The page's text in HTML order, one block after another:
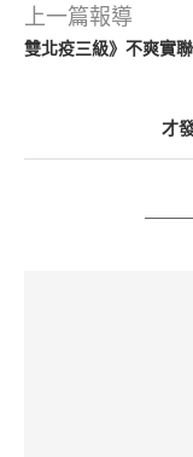
上一篇報導
雙北疫三級》不爽實
才